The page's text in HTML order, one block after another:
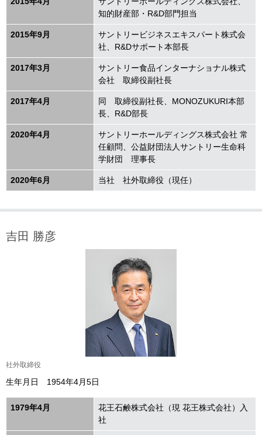
知的財産部・R&D部門担当
2015年9月
サントリービジネスエキスパート株式会
社、R&Dサポート本部長
2017年3月
サントリー食品インターナショナル株式
会社 取締役副社長
2017年4月
同 取締役副社長、MONOZUKURI本部
長、R&D部長
2020年4月
サントリーホールディングス株式会社 常
任顧問、公益財団法人サントリー生命科
学財団 理事長
2020年6月 当社 社外取締役（現任）
吉田 勝彦
社外取締役
生年月日 1954年4月5日
1979年4月
花王石鹸株式会社（現 花王株式会社）入
社